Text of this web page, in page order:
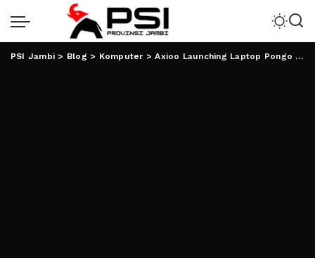
PSI Jambi > Blog > Komputer >Axioo Launching Laptop Pongo Studio untuk Pasar Konten Kreator dan Gamer